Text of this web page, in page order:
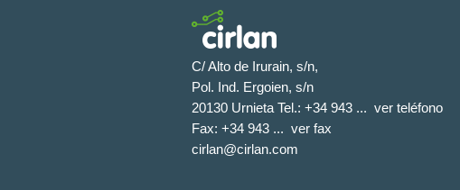
C/ Alto de Irurain, s/n,
Pol. Ind. Ergoien, s/n
20130 Urnieta Tel.: +34 943 ... ver teléfono
Fax: +34 943 ... ver fax
cirlan@cirlan.com